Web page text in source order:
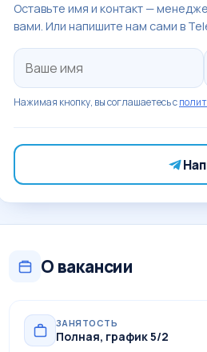
Оставьте имя и контакт —
вами. Или напишите нам сами в
Нажимая кнопку, вы соглашаетесь с
О вакансии
ЗАНЯТОСТЬ
Полная, график 5/2